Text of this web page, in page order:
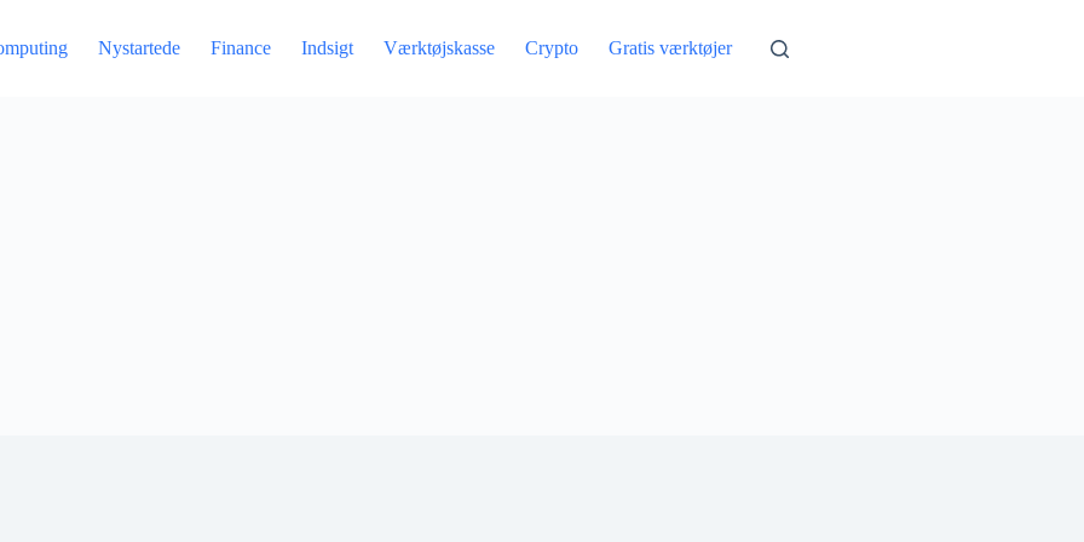
Nystartede Finance Indsigt Værktøjskasse Crypto Gratis værktøjer